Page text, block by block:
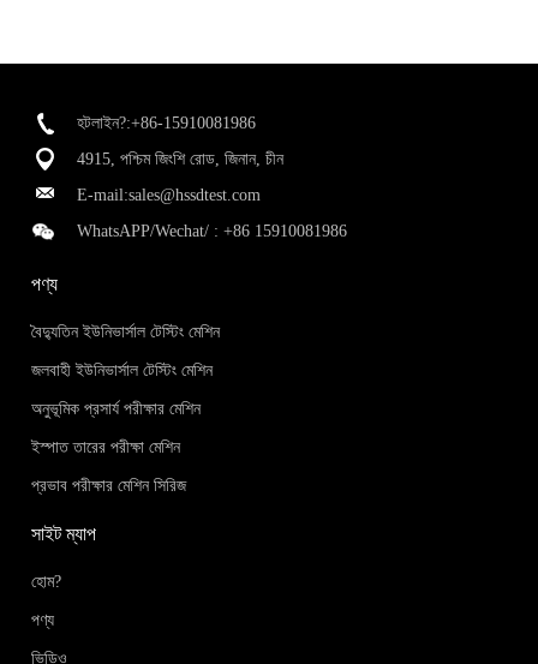
হটলাইন?:+86-15910081986
4915, পশ্চিম জিংশি রোড, জিনান, চীন
E-mail:sales@hssdtest.com
WhatsAPP/Wechat/ :+86 15910081986
পণ্য
বৈদ্যুতিন ইউনিভার্সাল টেস্টিং মেশিন
জলবাহী ইউনিভার্সাল টেস্টিং মেশিন
অনুভূমিক প্রসার্য পরীক্ষার মেশিন
ইস্পাত তারের পরীক্ষা মেশিন
প্রভাব পরীক্ষার মেশিন সিরিজ
সাইট ম্যাপ
হোম?
পণ্য
ভিডিও